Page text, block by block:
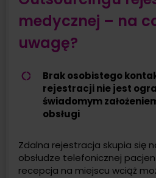
medycznej – na
uwagę?
Brak osobistego
rejestracji nie jest
świadomym
obsługi
Zdalna rejestracja skupia się
obsłudze telefonicznej
recepcja na miejscu wciąż